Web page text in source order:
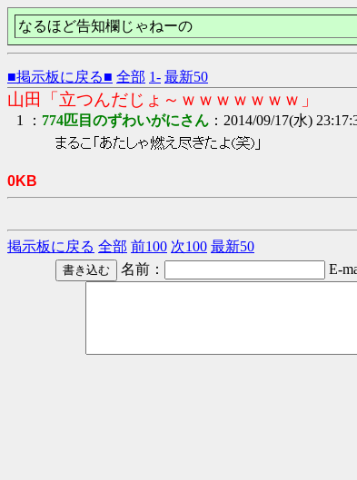
なるほど告知欄じゃねーの
■掲示板に戻る■ 全部 1- 最新50
山田「立つんだじょ～ｗｗｗｗｗｗｗ」
1 ： 774匹目のずわいがにさん ：2014/09/17(水)
まるこ「あたしゃ燃え尽きたよ(笑)」
0KB
掲示板に戻る 全部 前100 次100 最新50
名前：
E-